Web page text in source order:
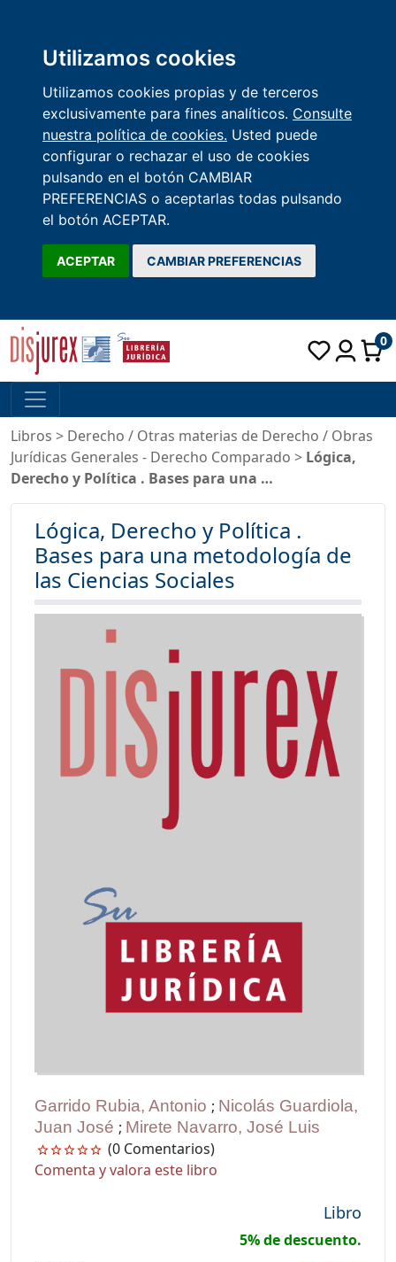
Utilizamos cookies
Utilizamos cookies propias y de terceros
exclusivamente para fines analíticos. Consulte
nuestra política de cookies. Usted puede
configurar o rechazar el uso de cookies
pulsando en el botón CAMBIAR
PREFERENCIAS o aceptarlas todas pulsando
el botón ACEPTAR.
ACEPTAR CAMBIAR PREFERENCIAS
0
Libros > Derecho / Otras materias de Derecho / Obras
Jurídicas Generales - Derecho Comparado > Lógica,
Derecho y Política . Bases para una …
Lógica, Derecho y Política .
Bases para una metodología de
las Ciencias Sociales
Garrido Rubia, Antonio ; Nicolás Guardiola,
Juan José ; Mirete Navarro, José Luis
(0 Comentarios)
Comenta y valora este libro
Libro
5% de descuento.